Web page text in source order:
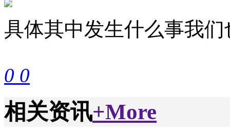
具体其中发生什么事我
0 0
相关资讯+More